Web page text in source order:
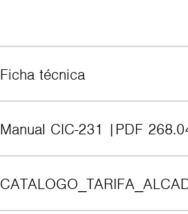
Ficha técnica
Manual CIC-231 PDF